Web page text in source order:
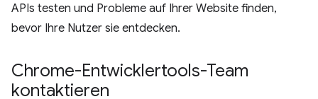
APIs testen und Probleme auf Ihrer Website finden,
bevor Ihre Nutzer sie entdecken.
Chrome-Entwicklertools-Team
kontaktieren